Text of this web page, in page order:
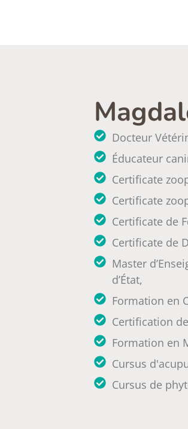
Docteur
Éducateur
Certificate
Certificate
Certificate de
Certificate de
Master
d’État,
Formation en
Certification
Formation en
Cursus
Cursus de